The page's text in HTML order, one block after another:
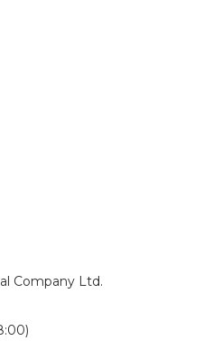
Company Ltd.